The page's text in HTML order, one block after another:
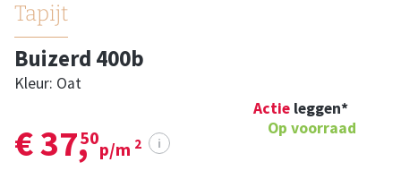
Tapijt
Buizerd 400b
Kleur: Oat
€ 37,
50
p/m 2 i
Actie leggen*
Op voorraad